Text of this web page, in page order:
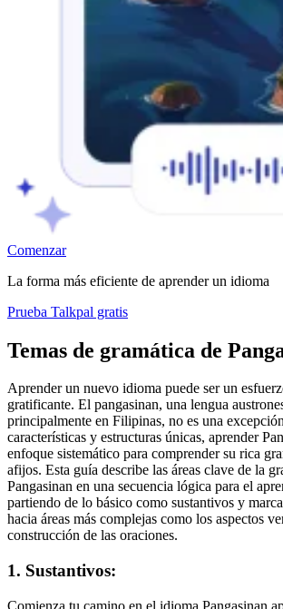
Comenzar
La forma más eficiente de aprender un idioma
Prueba Talkpal gratis
Temas de gramática de
Aprender un nuevo idioma puede ser un
gratificante. El pangasinan, una lengua
principalmente en Filipinas, no es una
características y estructuras únicas, aprender
enfoque sistemático para comprender su rica
afijos. Esta guía describe las áreas clave de la
Pangasinan en una secuencia lógica para el
partiendo de lo básico como sustantivos y
hacia áreas más complejas como los aspectos
construcción de las oraciones.
1. Sustantivos:
Comienza tu camino en el idioma Pangasinan